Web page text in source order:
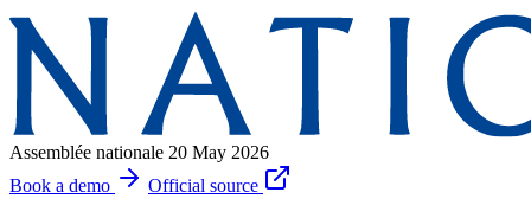
Assemblée nationale 20 May 2026
Book a demo
Official source